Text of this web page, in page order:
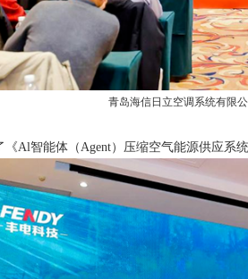
青岛海信日立空调系统有限
Al智能体（Agent）压缩空气能源供应系统